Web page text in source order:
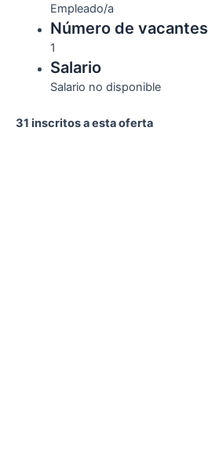
Empleado/a
Número de vacantes
1
Salario
Salario no disponible
31 inscritos a esta oferta